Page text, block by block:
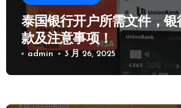
泰国银行开户所需文件，银
款及注意事项！
admin 3 月 26, 2025